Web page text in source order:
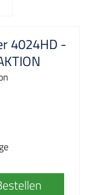
4024HD -